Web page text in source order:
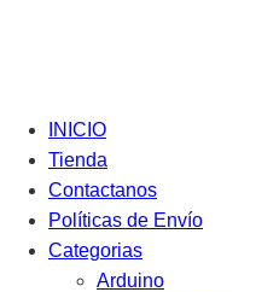
INICIO
Tienda
Contactanos
Políticas de Envío
Categorias
Arduino